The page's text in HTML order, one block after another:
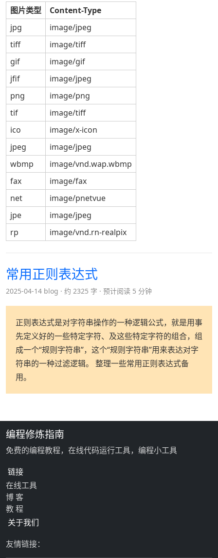
图片类型
Content-Type
jpg
image/jpeg
tiff
image/tiff
gif
image/gif
jfif
image/jpeg
png
image/png
tif
image/tiff
ico
image/x-icon
jpeg
image/jpeg
wbmp
image/vnd.wap.wbmp
fax
image/fax
net
image/pnetvue
jpe
image/jpeg
rp
image/vnd.rn-realpix
常用正则表达式
2025-04-14 blog 约 2325 字 预计阅读 5 分钟
正则表达式是对字符串操作的一种逻辑公式，就是用事
先定义好的一些特定字符、及这些特定字符的组合，组
成一个“规则字符串”，这个“规则字符串”用来表达对字
符串的一种过滤逻辑。 整理一些常用正则表达式备
用。
编程修炼指南
免费的编程教程，在线代码运行工具，编程小工具
链接
在线工具
博 客
教 程
关于我们
友情链接：